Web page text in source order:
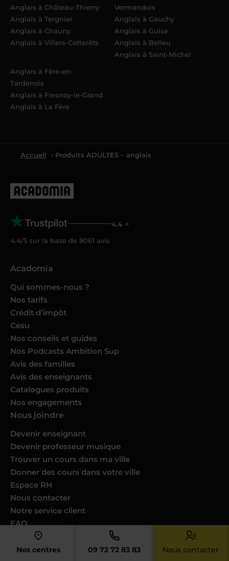
Nos centres 09 72 72 83 83 Nous contacter
Anglais à Château-Thierry
Anglais à Tergnier
Anglais à Chauny
Anglais à Villers-Cotterêts
Vermandois
Anglais à Gauchy
Anglais à Guise
Anglais à Belleu
Anglais à Saint-Michel
Anglais à Fère-en-
Tardenois
Anglais à Fresnoy-le-Grand
Anglais à La Fère
Accueil › Produits ADULTES – anglais
4.4
4.4/5 sur la base de 8061 avis
Acadomia
Qui sommes-nous ?
Nos tarifs
Crédit d’impôt
Cesu
Nos conseils et guides
Nos Podcasts Ambition Sup
Avis des familles
Avis des enseignants
Catalogues produits
Nos engagements
Nous joindre
Devenir enseignant
Devenir professeur musique
Trouver un cours dans ma ville
Donner des cours dans votre ville
Espace RH
Nous contacter
Notre service client
FAQ
Newsletter Acadomia
Professionnels